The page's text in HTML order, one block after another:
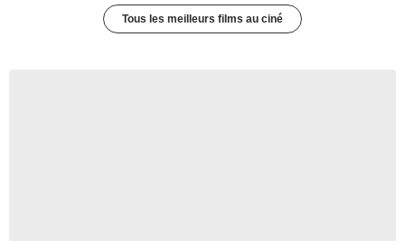
Tous les meilleurs films au ciné